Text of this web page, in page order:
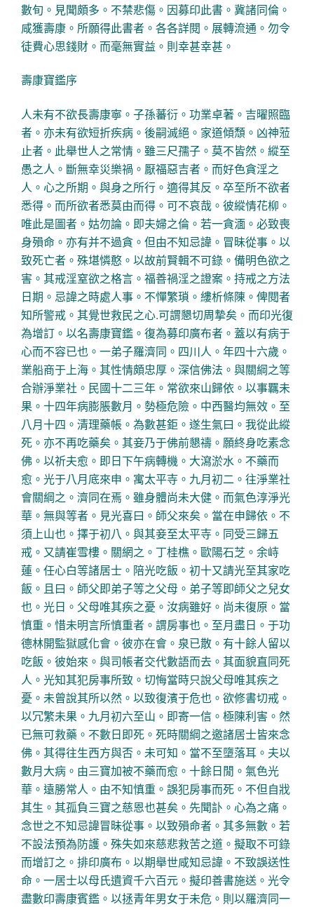
數旬。見聞頗多。不禁悲傷。因募印此書。冀諸同倫。
咸獲壽康。所願得此書者。各各詳閱。展轉流通。勿令
徒費心思錢財。而毫無實益。則幸甚幸甚。
壽康寶鑑序
人未有不欲長壽康寧。子孫蕃衍。功業卓著。吉曜照臨
者。亦未有欲短折疾病。後嗣滅絕。家道傾頹。凶神蒞
止者。此舉世人之常情。雖三尺孺子。莫不皆然。縱至
愚之人。斷無幸災樂禍。厭福惡吉者。而好色貪淫之
人。心之所期。與身之所行。適得其反。卒至所不欲者
悉得。而所欲者悉莫由而得。可不哀哉。彼縱情花柳。
唯此是圖者。姑勿論。即夫婦之倫。若一貪湎。必致喪
身殞命。亦有并不過貪。但由不知忌諱。冒昧從事。以
致死亡者。殊堪憐憨。以故前賢輯不可錄。備明色欲之
害。其戒淫窒欲之格言。福善禍淫之證案。持戒之方法
日期。忌諱之時處人事。不憚繁瑣。縷析條陳。俾閱者
知所警戒。其覺世救民之心.可謂懇切周摯矣。而印光復
為增訂。以名壽康寶鑑。復為募印廣布者。蓋以有病于
心而不容已也。一弟子羅濟同。四川人。年四十六歲。
業船商于上海。其性情頗忠厚。深信佛法。與關綱之等
合辦淨業社。民國十二三年。常欲來山歸依。以事羈未
果。十四年病膨脹數月。勢極危險。中西醫均無效。至
八月十四。清理藥帳。為數甚鉅。遂生氣曰。我從此縱
死。亦不再吃藥矣。其妾乃于佛前懇禱。願終身吃素念
佛。以祈夫愈。即日下午病轉機。大瀉淤水。不藥而
愈。光于八月底來申。寓太平寺。九月初二。往淨業社
會關綱之。濟同在焉。雖身體尚未大健。而氣色淳淨光
華。無與等者。見光喜曰。師父來矣。當在申歸依。不
須上山也。擇于初八。與其妾至太平寺。同受三歸五
戒。又請崔雪樓。關網之。丁桂樵。歐陽石芝。余峙
蓮。任心白等諸居士。陪光吃飯。初十又請光至其家吃
飯。且曰。師父即弟子等之父母。弟子等即師父之兒女
也。光日。父母唯其疾之憂。汝病雖好。尚未復原。當
慎重。惜未明言所慎重者。謂房事也。至月盡日。于功
德林開監獄感化會。彼亦在會。泉已散。有十餘人留以
吃飯。彼始來。與司帳者交代數語而去。其面貌直同死
人。光知其犯房事所致。切悔當時只說父母唯其疾之
憂。未曾說其所以然。以致復濱于危也。欲修書切戒。
以冗繁未果。九月初六至山。即寄一信。極陳利害。然
已無可救藥。不數日即死。死時關綱之邀諸居士皆來念
佛。其得往生西方與否。未可知。當不至墮落耳。夫以
數月大病。由三寶加被不藥而愈。十餘日閒。氣色光
華。遠勝常人。由不知慎重。誤犯房事而死。不但自戕
其生。其孤負三寶之慈恩也甚矣。先聞訃。心為之痛。
念世之不知忌諱冒昧從事。以致殞命者。其多無數。若
不設法預為防護。殊失如來慈悲救苦之道。擬取不可錄
而增訂之。排印廣布。以期舉世咸知忌諱。不致誤送性
命。一居士以母氏遺資千六百元。擬印善書施送。光令
盡數印壽康賓鑑。以拯青年男女于未危。則以羅濟同一